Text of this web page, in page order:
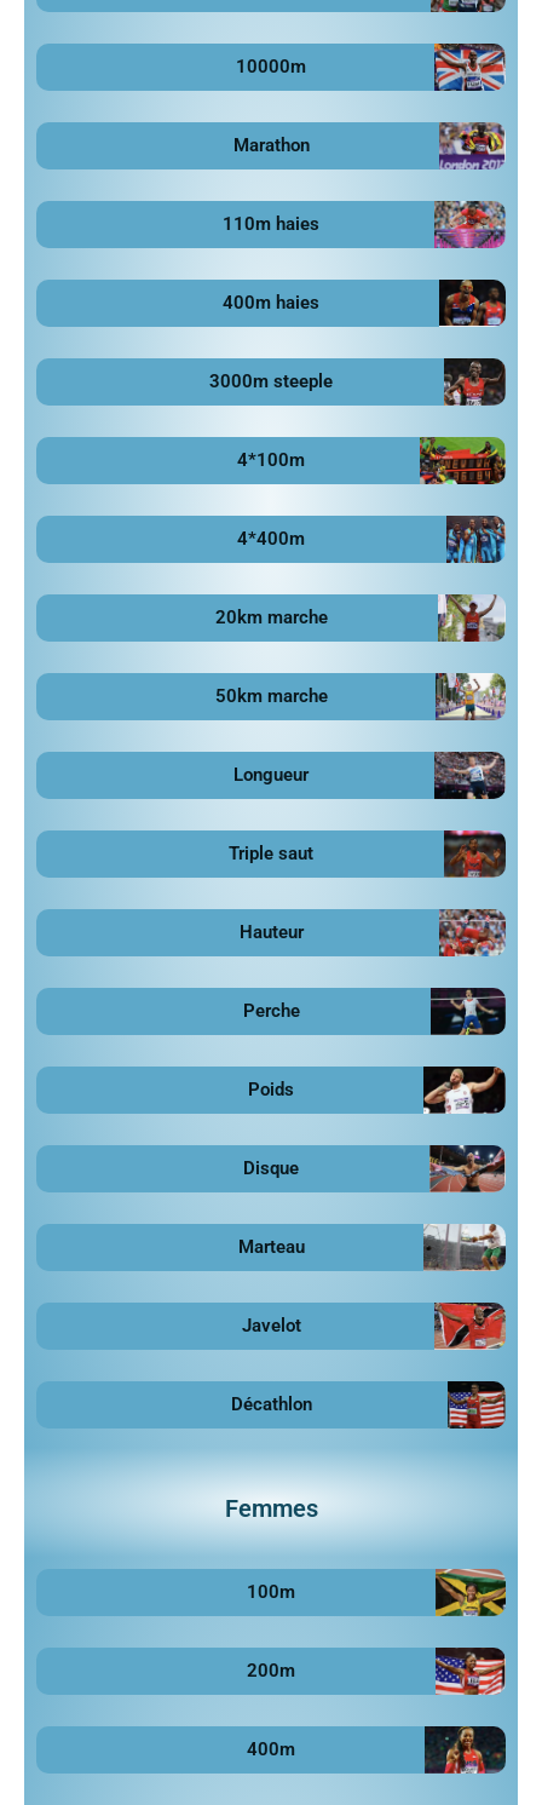
10000m
Marathon
110m haies
400m haies
3000m steeple
4*100m
4*400m
20km marche
50km marche
Longueur
Triple saut
Hauteur
Perche
Poids
Disque
Marteau
Javelot
Décathlon
Femmes
100m
200m
400m